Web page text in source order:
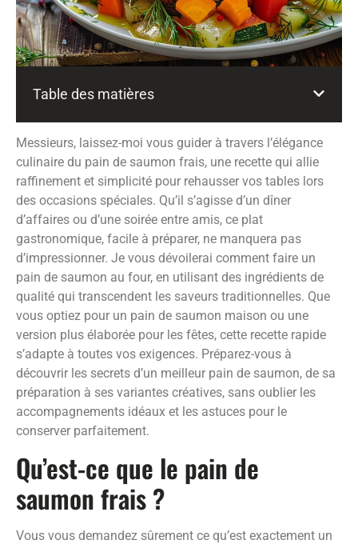
Table des matières
Messieurs, laissez-moi vous guider à travers l’élégance
culinaire du pain de saumon frais, une recette qui allie
raffinement et simplicité pour rehausser vos tables lors
des occasions spéciales. Qu’il s’agisse d’un dîner
d’affaires ou d’une soirée entre amis, ce plat
gastronomique, facile à préparer, ne manquera pas
d’impressionner. Je vous dévoilerai comment faire un
pain de saumon au four, en utilisant des ingrédients de
qualité qui transcendent les saveurs traditionnelles. Que
vous optiez pour un pain de saumon maison ou une
version plus élaborée pour les fêtes, cette recette rapide
s’adapte à toutes vos exigences. Préparez-vous à
découvrir les secrets d’un meilleur pain de saumon, de sa
préparation à ses variantes créatives, sans oublier les
accompagnements idéaux et les astuces pour le
conserver parfaitement.
Qu’est-ce que le pain de
saumon frais ?
Vous vous demandez sûrement ce qu’est exactement un